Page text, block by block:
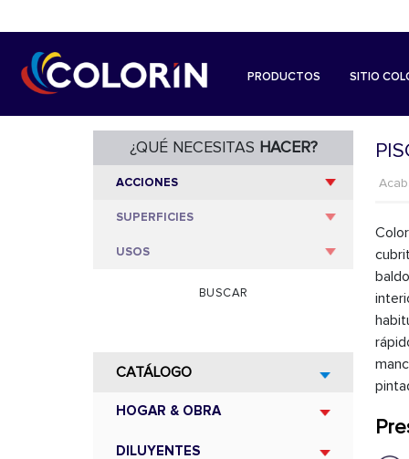
PRODUCTOS SITIO
¿QUÉ NECESITAS HACER?
BUSCAR
CATÁLOGO
HOGAR & OBRA
DILUYENTES